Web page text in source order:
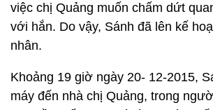
việc chị Quảng muốn chấm dứt
với hắn. Do vậy, Sánh đã lên kế
nhân.
Khoảng 19 giờ ngày 20- 12-2015,
máy đến nhà chị Quảng, trong